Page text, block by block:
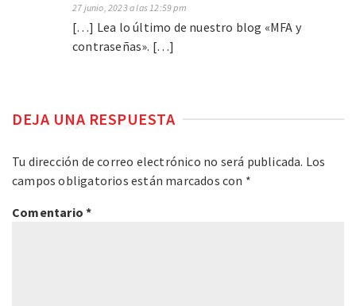
27 junio, 2023 a las 12:59 pm
[…] Lea lo último de nuestro blog «MFA y
contraseñas». […]
DEJA UNA RESPUESTA
Tu dirección de correo electrónico no será publicada. Los
campos obligatorios están marcados con *
Comentario*